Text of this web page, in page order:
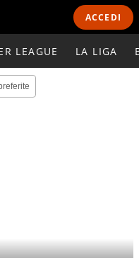
ACCEDI
LEAGUE LA LIGA